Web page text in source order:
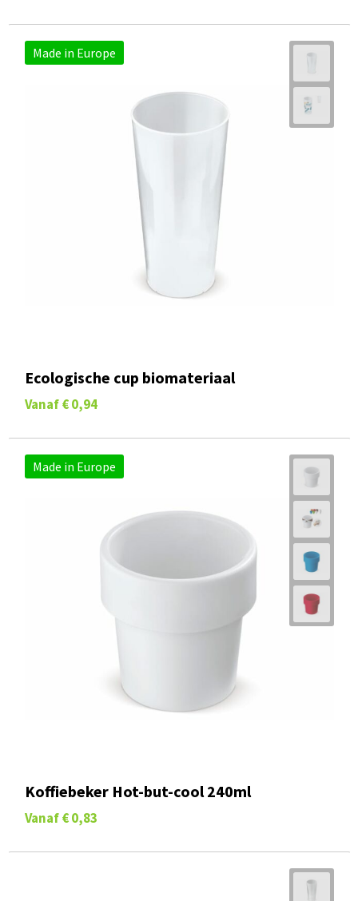
Made in Europe
Ecologische cup biomateriaal
Vanaf € 0,94
Made in Europe
Koffiebeker Hot-but-cool 240ml
Vanaf € 0,83